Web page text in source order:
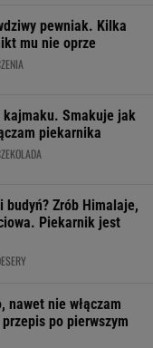
pewniak. Kilka
mu nie oprze
Smakuje jak
piekarnika
Zrób Himalaje,
Piekarnik jest
nawet nie włączam
po pierwszym